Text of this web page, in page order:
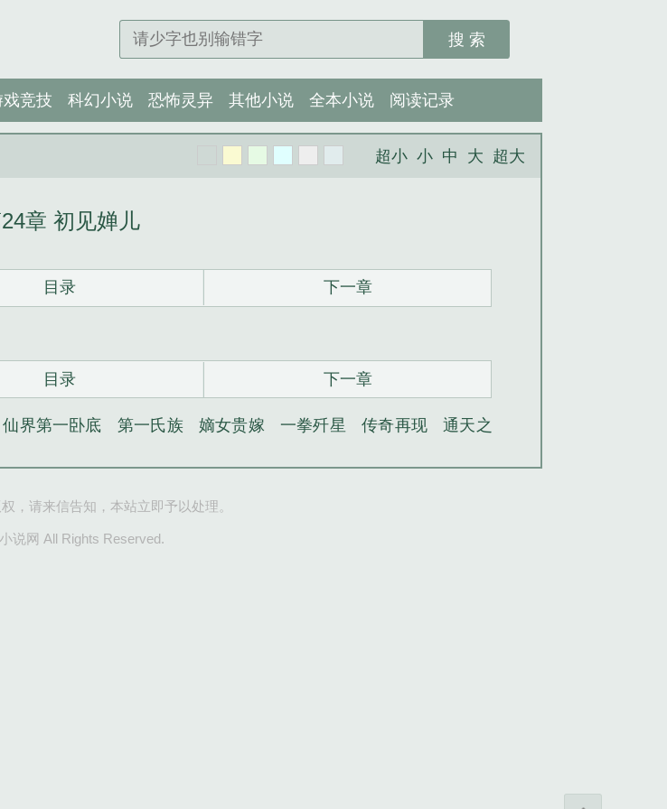
搜 索
戏竞技 科幻小说 恐怖灵异 其他小说 全本小说 阅读记录
超小 小 中 大 超大
章 初见婵儿
目录 下一章
目录 下一章
仙界第一卧底 第一氏族 嫡女贵嫁 一拳歼星 传奇再现
通天之
，请来信告知，本站立即予以处理。
说网 All Rights Reserved.